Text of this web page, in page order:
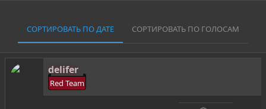
СОРТИРОВАТЬ ПО ДАТЕ СОРТИРОВАТЬ ПО ГОЛОСАМ
delifer
Red Team